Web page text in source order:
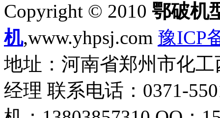
Copyright © 2010 鄂破机
机,www.yhpsj.com 豫ICP
地址：河南省郑州市化
经理 联系电话：0371-